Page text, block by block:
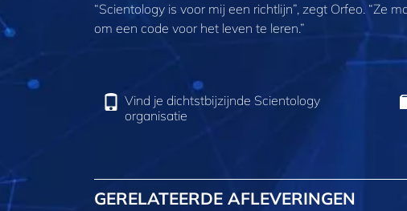
“Scientology is voor mij een richtlijn”, zegt Orfeo. “Ze
om een code voor het leven te leren.”
Vind je dichtstbijzijnde Scientology
organisatie
GERELATEERDE AFLEVERINGEN